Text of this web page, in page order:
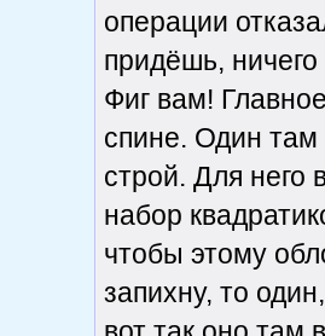
операции
придёшь, ничего
Фиг вам!
спине. Один
строй. Для него
набор
чтобы этому
запихну, то